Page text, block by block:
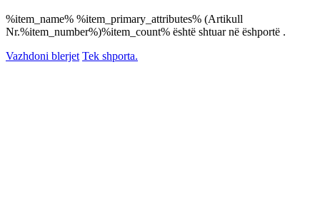
%item_name% %item_primary_attributes% (Artikull
Nr.%item_number%)%item_count% është shtuar në ëshportë .
Vazhdoni blerjet Tek shporta.